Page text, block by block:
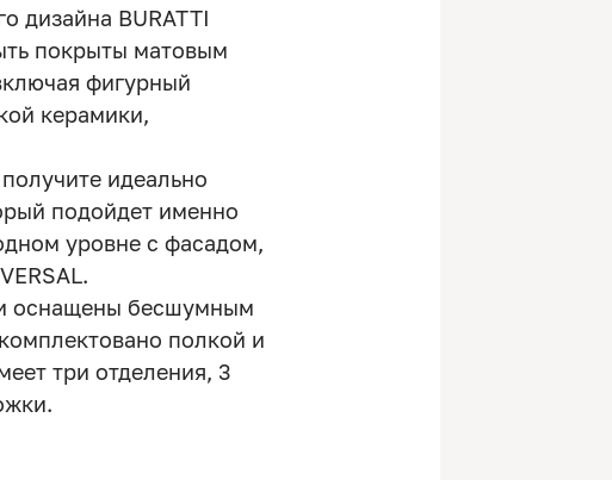
дизайна BURATTI
покрыты матовым
фигурный
керамики,
идеально
подойдет именно
уровне с фасадом,
оснащены бесшумным
полкой и
три отделения, 3